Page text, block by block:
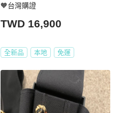
🧡台灣購證
TWD 16,900
全新品 本地 免運